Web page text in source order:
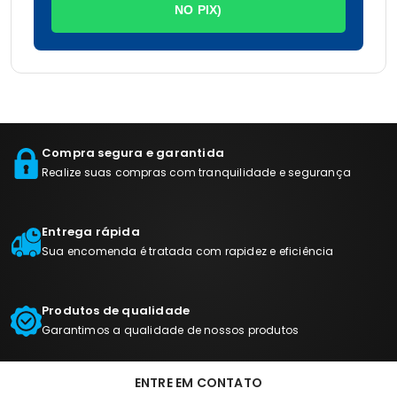
NO PIX)
Compra segura e garantida
Realize suas compras com tranquilidade e segurança
Entrega rápida
Sua encomenda é tratada com rapidez e eficiência
Produtos de qualidade
Garantimos a qualidade de nossos produtos
ENTRE EM CONTATO